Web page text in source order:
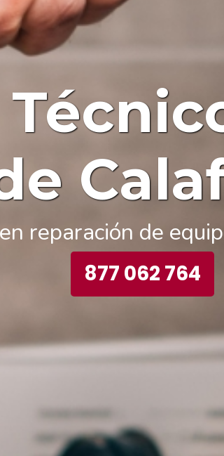
reparación de
877 062 764